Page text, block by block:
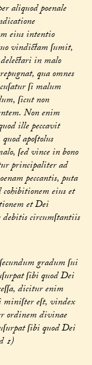
aliquod poenale
eius intentio
vindictam ſumit,
in malo
qua omnes
ſi malum
ſicut non
Non enim
ille peccavit
apoſtolus
ſed vince in bono
principaliter ad
peccantis, puta
cohibitionem eius et
et Dei
debitis circumſtantiis
gradum ſui
ſibi quod Dei
dicitur enim
eſt, vindex
ordinem divinae
ſibi quod Dei
1)